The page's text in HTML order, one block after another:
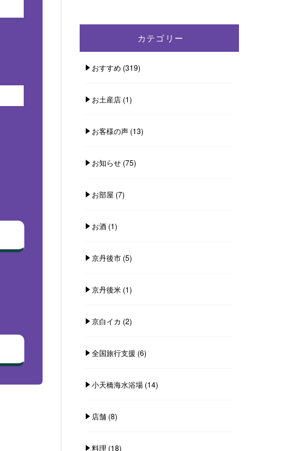
カテゴリー
おすすめ (319)
お土産店(1)
お客様の声(13)
お知らせ(75)
お部屋 (7)
お酒(1)
京丹後市(5)
京丹後米(1)
京白イカ (2)
全国旅行支援 (6)
小天橋海水浴場(14)
店舗(8)
料理 (18)